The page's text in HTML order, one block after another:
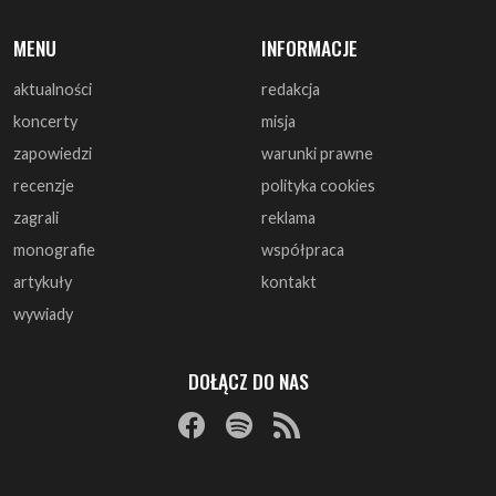
zapowiedzi
recenzje
zagrali
monografie
artykuły
wywiady
warunki prawne
polityka cookies
reklama
współpraca
kontakt
DOŁĄCZ DO NAS
© 1997 - 2025 ArtRock.pl - Wszelkie prawa zastrzeżone.